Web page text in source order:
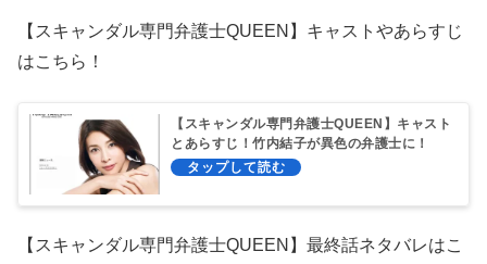
【スキャンダル専門弁護士QUEEN】キャストやあらすじ
はこちら！
【スキャンダル専門弁護士QUEEN】キャスト
とあらすじ！竹内結子が異色の弁護士に！
【スキャンダル専門弁護士QUEEN】最終話ネタバレはこ